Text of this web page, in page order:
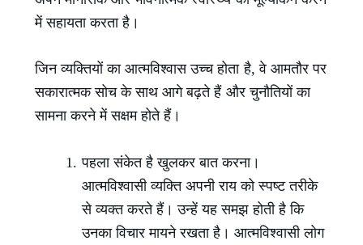
में सहायता करता है।
जिन व्यक्तियों का आत्मविश्वास उच्च होता है, वे आमतौर पर
सकारात्मक सोच के साथ आगे बढ़ते हैं और चुनौतियों का
सामना करने में सक्षम होते हैं।
पहला संकेत है खुलकर बात करना।
आत्मविश्वासी व्यक्ति अपनी राय को स्पष्ट तरीके
से व्यक्त करते हैं। उन्हें यह समझ होती है कि
उनका विचार मायने रखता है। आत्मविश्वासी लोग